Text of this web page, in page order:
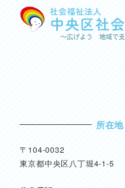
所在地
〒104-0032
東京都中央区八丁堀4-1-5